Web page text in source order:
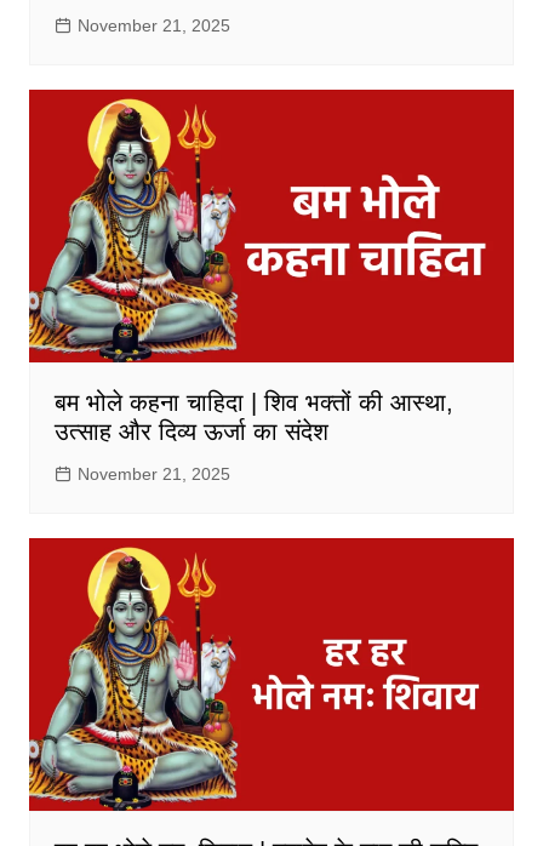
November 21, 2025
बम भोले कहना चाहिदा | शिव भक्तों की आस्था,
उत्साह और दिव्य ऊर्जा का संदेश
November 21, 2025